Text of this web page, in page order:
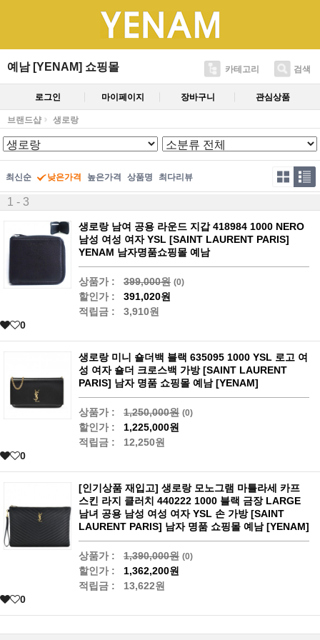
예남 [YENAM] 쇼핑몰 카테고리 검색
로그인 마이페이지 장바구니 관심상품
브랜드샵 생로랑
최신순 낮은가격 높은가격 상품명 최다리뷰
1 - 3
생로랑 남여 공용 라운드 지갑 418984 1000 NERO
남성 여성 여자 YSL [SAINT LAURENT PARIS]
YENAM 남자명품쇼핑몰 예남
상품가 : 399,000원 (0)
할인가 :
391,020원
적립금 :
3,910원
0
생로랑 미니 숄더백 블랙 635095 1000 YSL 로고 여
성 여자 숄더 크로스백 가방 [SAINT LAURENT
PARIS] 남자 명품 쇼핑몰 예남 [YENAM]
상품가 : 1,250,000원 (0)
할인가 :
1,225,000원
적립금 :
12,250원
0
[인기상품 재입고] 생로랑 모노그램 마틀라세 카프
스킨 라지 클러치 440222 1000 블랙 금장 LARGE
남녀 공용 남성 여성 여자 YSL 손 가방 [SAINT
LAURENT PARIS] 남자 명품 쇼핑몰 예남 [YENAM]
상품가 : 1,390,000원 (0)
할인가 :
1,362,200원
적립금 :
13,622원
0